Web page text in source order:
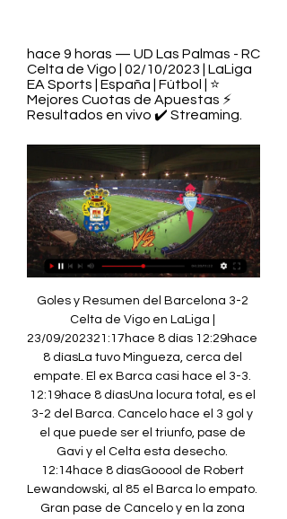
hace 9 horas — UD Las Palmas - RC
Celta de Vigo | 02/10/2023 | LaLiga
EA Sports | España | Fútbol | ⭐
Mejores Cuotas de Apuestas ⚡
Resultados en vivo ✔️ Streaming.
Goles y Resumen del Barcelona 3-2 Celta de Vigo en LaLiga | 23/09/202321:17hace 8 días 12:29hace 8 díasLa tuvo Mingueza, cerca del empate. El ex Barca casi hace el 3-3. 12:19hace 8 díasUna locura total, es el 3-2 del Barca. Cancelo hace el 3 gol y el que puede ser el triunfo, pase de Gavi y el Celta esta desecho. 12:14hace 8 díasGooool de Robert Lewandowski, al 85 el Barca lo empato. Gran pase de Cancelo y en la zona chica, hace el 2-2. 12:09hace 8 díasGoool del Barca, ahora si el cuadro culé marca. Anotación en conjunto de Lewi y Félix. Pero la anotación fue de Robert, posterior a un gran pase de Joao. 12:04hace 8 díasÚltimos minutos de juego, quedan 10, el Barca perdido en el campo. 

11:09hace 8 díasSe va Frenkie por lesión, Gavi entra en su lugar. 11:04hace 8 díasSe va Larsen por lesión y De Jong se prepara para salir por la entrada fuerte que tuvo minutos atrás. Se alista Gavi. 10:59hace 8 díasNo puede controlar Félix, era casi gol del portugués, pero no pudo controlar bien el balón. 10:54hace 8 díasAy Joao, se la pierde Félix, tira un cañonazo que se va arriba del arco. 10:44hace 8 díasAspas se manda un tiro sorprendente, Ter Stegen salva al Barca, era el primer gol del Celta. 

[en vivo] Directo Las Palmas-Celta hoy 02.10.2023 hace 2 horas — Las Palmas contra Celta de Vigo en vivo ver parti hace 54 minutos — (FÚTBOL!!) Las Palmas contra Celta de Vigo en vivo ver partido 2 octubre ...

Las Palmas - Celta Vigo en vivo, resultados H2H hace 3 horas — Las Palmas contra Celta de Vigo en vivo ver partido 2 octubre 2023. 16 sept 2023 — El encuentro Celta vs Mallorca, partido de la jornada 5 de ...

A continuación, repasamos los horarios y las televisiones en España y Latinoamérica para seguir el partido en todo el Mundo. Donde Ver el Celta de Vigo Hoy en España | Celta-Las Palmas donde televisanDAZNDAZN LaLiga (canal 55 de Movistar y 114 de Orange)Gol PlayVer partido Celta hoy gratis en Estados Unidos y Latinoamérica | Celta-Las Palmas dónde verEstados Unidos ESPN+, ESPN App, ESPN DeportesMéxico Sky Sports, Canal 5Argentina Star+, ESPNLatinoamérica Star+, ESPNCentroamérica: SKY Sports⏰ ¿A que hora juega el Celta de Vigo? Horario Celta-Las Palmas para Estados Unidos y Latinoamérica 12:00 hs (USA Los Ángeles)13:00 hs (México CDMX, Guatemala, Honduras, Costa Rica, Nicaragua, El Salvador, USA Denver)14:00 hs (Panamá, Colombia, Perú, Ecuador, USA Chicago)15:00 hs (Venezuela, Bolivia, Paraguay, R. Dominicana, Cuba, USA Washington D. 

Donde Ver el Celta de Vigo Hoy vs Las Palmas OnlineDónde televisan el Celta de Vigo hoy. Donde ver Celta por TV y Online¿Cuándo juega el Celta de Vigo y a qué hora?. El Celta de Vigo se enfrentará al Las Palmas este lunes 2 de octubre a las 21:00hs (hora de España) en el partido correspondiente a la Jornada 8 de la Liga EA Sports. ¿En qué canal ver al Celta Hoy? El partido se podrá seguir en vivo y en directo en España en DAZN, Movistar+ y Gol Play (Para Latinoamérica, consultar los canales más abajo). 

Calendario LaLiga 2023/24: jornadas, partidos, fechas, hace 1 hora — Partido UD Las Palmas Hoy Televisado vs Celta de Vigo hace 2 días — Donde Ver Las Palmas Hoy por TV y online · En qué canal juega el Las Palmas ...

LALIGA HYPERMOTION arrancó el 11 de agosto y concluirá el 2 junio. ¿Qué equipos juegan LALIGA 2023/24? El campeonato liguero 23/24 en España estará formado por estos 20 equipos: Real Madrid FC Barcelona Atlético de Madrid Sevilla Betis Real Sociedad Villarreal Athletic Club Valencia Osasuna Celta de Vigo Rayo Vallecano Alavés Granada Las Palmas Getafe Mallorca Cádiz Almería Girona Calendario LALIGA 2023/24: jornadas, partidos, fechas y horarios Getty Images Jornada 1 - 13 de agosto Almería 0-2 Rayo Vallecano Athletic 0-2 Real Madrid Atlético de Madrid 3-1 Granada Celta 0-2 Osasuna Sevilla 1-2 Valencia Las Palmas 1-1 Mallorca Getafe 0-0 Barcelona Villarreal 1-2 Betis Real Sociedad 1-1 Girona Cádiz 1-0 Alavés Jornada 2 - 20 de agosto Almería 1-3 Real Madrid Barcelona 2-0 Cádiz Mallorca 0-1 Villarreal Granada 0-2 Rayo Vallecano Alavés 4-3 Sevilla Osasuna 0-2 Athletic Club Betis 0-0 Atlético de Madrid Real Sociedad 1-1 Celta Girona 3-0 Getafe Valencia 1-0 Las Palmas Jornada 3 - 27 de agosto Athletic 4-2 Betis Celta 0-1 Real Madrid Granada 3-2 Mallorca Las Palmas 0-0 Real Sociedad Cádiz 1-1 Almería Rayo Vallecano vs Atlético de Madrid Villarreal 3-4 Barcelona Sevilla 1-2 Girona Valencia 1-2 Osasuna Getafe vs Alavés Jornada 4 - 3 de septiembre Almería 2-3 Celta Atlético de Madrid APLAZADO Sevilla Betis 1-0 Rayo Vallecano Cádiz 3-1 Villarreal Girona 1-0 Las Palmas Alavés 1-0 Valencia Mallorca 0-0 Athletic Osasuna 1-2 Barcelona Real Madrid 2-1 Getafe Real Sociedad 5-3 Granada Jornada 5 - 17 de septiembre Athletic 3-0 Cádiz Barcelona 5-0 Betis Celta 0-1 Mallorca Getafe 3-2 Osasuna Real Madrid 2-1 Real Sociedad Villarreal 2-1 Almería Valencia 3-0 Atlético de Madrid Granada vs Girona Sevilla 1-0 Las Palmas Rayo Vallecano 2-0 Alavés Jornada 6 - 24 de septiembre Almería 2-2 Valencia Atlético de Madrid 3-1 Real Madrid Barcelona 3-2 Celta Betis 1-1 Cádiz Girona 5-3 Mallorca Osasuna 0-0 Sevilla Rayo Vallecano 1-1 Villarreal Alavés 0-2 Athletic Real Sociedad 4-3 Getafe Las Palmas 1-0 Granada Jornada 7 - 27 de septiembre Athletic 2-2 Getafe Cádiz 0-0 Rayo Vallecano Sevilla 5-1 Almería Osasuna 0-2 Atlético de Madrid Mallorca 2-2 Barcelona Granada 1-1 Betis Villarreal 1-2 Girona Valencia 0-1 Real Sociedad Real Madrid 2-0 Las Palmas Celta 1-1 Alavés Jornada 8 - 1 de octubre Almería 3-3 Granada Atlético de Madrid 3-2 Cádiz Barcelona 1-0 Sevilla Betis vs Valencia Getafe 0-0 Villarreal Girona 0-3 Real Madrid Alavés 0-2 Osasuna Real Sociedad 3-0 Athletic Las Palmas vs Celta Rayo Vallecano 2-2 Mallorca Jornada 9 - 8 de octubre Atlético de Madrid vs Real Sociedad Cádiz vs Girona Celta vs Getafe Mallorca vs Valencia Alavés vs Betis Athletic vs Almería Granada vs Barcelona Real Madrid vs Osasuna Sevilla vs Rayo Vallecano Villarreal vs Las Palmas Jornada 10 - 22 de octubre Las Palmas vs Rayo Vallecano Girona vs Almería Barcelona vs Athletic Celta vs Atlético de Madrid Getafe vs Betis Valencia vs Cádiz Real Sociedad vs Mallorca Sevilla vs Real Madrid Osasuna vs Granada Villarreal vs Alavés Jornada 11 - 29 de octubre Almería vs Las Palmas Athletic vs Valencia Barcelona vs Real Madrid Betis vs Osasuna Cádiz vs Sevilla Rayo Vallecano vs Real Sociedad Granada vs Villarreal Girona vs Celta Mallorca vs Getafe Atlético de Madrid vs Alavés Jornada 12 - 5 de noviembre Betis vs Mallorca Celta vs Sevilla Alavés vs Almería Villarreal vs Athletic Las Palmas vs Atlético de Madrid Real Sociedad vs Barcelona Getafe vs Cádiz Osasuna vs Girona Real Madrid vs Rayo Vallecano Valencia vs Granada Jornada 13 - 12 de noviembre Almería vs Real Sociedad Athletic vs Celta Atlético de Madrid vs Villarreal Real Madrid vs Valencia Sevilla vs Betis Mallorca vs Cádiz Granada vs Getafe Rayo Vallecano vs Girona Osasuna vs Las Palmas Barcelona vs Alavés Jornada 14 - 26 de noviembre Atlético de Madrid vs Mallorca Betis vs Las Palmas Cádiz vs Real Madrid Real Sociedad vs Sevilla Alavés vs Granada Getafe vs Almería Girona vs Athletic Rayo Vallecano vs Barcelona Valencia vs Celta Villarreal vs Osasuna Jornada 15 - 3 de diciembre Almería vs Betis Athletic vs Rayo Vallecano Girona vs Valencia Osasuna vs Real Sociedad Sevilla vs Villarreal Barcelona vs Atlético de Madrid Celta vs Cádiz Las Palmas vs Getafe Real Madrid vs Granada Mallorca vs Alavés Jornada 16 - 10 de diciembre Barcelona vs Girona Betis vs Real Madrid Cádiz vs Osasuna Getafe vs Valencia Mallorca vs Sevilla Alavés vs Las Palmas Atlético de Madrid vs Almería Granada vs Athletic Rayo Vallecano vs Celta Villarreal vs Real Sociedad Jornada 17 - 17 de diciembre Almería vs Mallorca Athletic vs Atlético de Madrid Celta vs Granada Osasuna vs Rayo Vallecano Real Madrid vs Villarreal Valencia vs Barcelona Real Sociedad vs Betis Las Palmas vs Cádiz Sevilla vs Getafe Girona vs Alavés Jornada 18 - 20 de diciembre Athletic vs Las Palmas Atlético de Madrid vs Getafe Betis vs Girona Cádiz vs Real Sociedad Mallorca vs Osasuna Rayo Vallecano vs Valencia Granada vs Sevilla Alavés vs Real Madrid Barcelona vs Almería Villarreal vs Celta Jornada 19 - 3 de enero Getafe vs Rayo Vallecano Valencia vs Villarreal Osasuna vs Almería Sevilla vs Athletic Girona vs Atlético de Madrid Las Palmas vs Barcelona Celta vs Betis Granada vs Cádiz Real Madrid vs Mallorca Real Sociedad vs Alavés Jornada 20 - 13 de enero Almería vs Girona Athletic vs Real Sociedad Atlético de Madrid vs Rayo Vallecano Barcelona vs Osasuna Betis vs Granada Cádiz vs Valencia Getafe vs Real Madrid Las Palmas vs Villarreal Mallorca vs Celta Sevilla vs Alavés Jornada 21 - 21 de enero Celta vs Real Sociedad Girona vs Sevilla Alavés vs Cádiz Real Madrid vs Almería Valencia vs Athletic Granada vs Atlético de Madrid Betis vs Barcelona Osasuna vs Getafe Villarreal vs Mallorca Rayo Vallecano vs Las Palmas Jornada 22 - 28 de enero Atlético de Madrid vs Valencia Barcelona vs Villarreal Celta vs Girona Getafe vs Granada Las Palmas vs Real Madrid Cádiz vs Athletic Mallorca vs Betis Sevilla vs Osasuna Real Sociedad vs Rayo Vallecano Almería vs Alavés Jornada 23 - 4 de febrero Athletic vs Mallorca Betis vs Getafe Girona vs Real Sociedad Rayo Vallecano vs Sevilla Granada vs Las Palmas Alavés vs Barcelona Valencia vs Almería Real Madrid vs Atlético de Madrid Villarreal vs Cádiz Osasuna vs Celta Jornada 24 - 11 de febrero Almería vs Athletic Barcelona vs Granada Mallorca vs Rayo Vallecano Las Palmas vs Valencia Alavés vs Villarreal Sevilla vs Atlético de Madrid Cádiz vs Betis Getafe vs Celta Real Madrid vs Girona Real Sociedad vs Osasuna Jornada 25 - 18 de febrero Athletic vs Girona Atlético de Madrid vs Las Palmas Mallorca vs Real Sociedad Rayo Vallecano vs Real Madrid Granada vs Almería Celta vs Barcelona Osasuna vs Cádiz Villarreal vs Getafe Valencia vs Sevilla Betis vs Alavés Jornada 26 - 25 de febrero Almería vs Atlético de Madrid Barcelona vs Getafe Cá